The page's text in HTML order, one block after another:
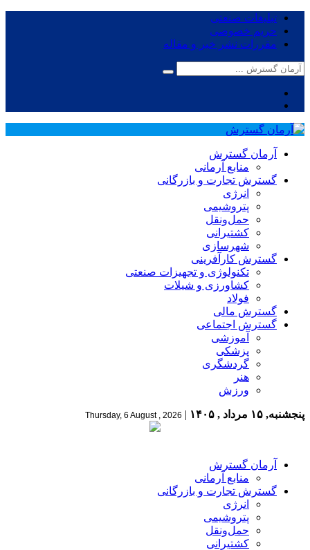
تبلیغات صنعتی
حریم خصوصی
مقررات نشر خبر و مقاله
آرمان گسترش
منابع آرمانی
گسترش تجارت و بازرگانی
انرژی
پتروشیمی
حمل‌و‌نقل
کشتیرانی
شهرسازی
گسترش کارآفرینی
تکنولوژی و تجهیزات صنعتی
کشاورزی و شیلات
فولاد
گسترش مالی
گسترش اجتماعی
آموزشی
پزشکی
گردشگری
هنر
ورزش
پنجشنبه, ۱۵ مرداد , ۱۴۰۵ |
Thursday, 6 August , 2026
آرمان گسترش
منابع آرمانی
گسترش تجارت و بازرگانی
انرژی
پتروشیمی
حمل‌و‌نقل
کشتیرانی